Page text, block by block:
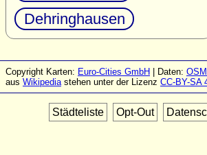
Dehringhausen
Copyright Karten: Euro-Cities GmbH | Daten:
aus Wikipediastehen unter der Lizenz CC-BY-SA
Städteliste Opt-Out